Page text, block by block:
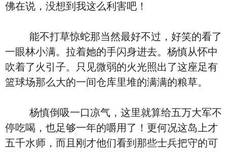
佛在说，没想到我这么利害吧！
能不打草惊蛇那当然最好不过，好笑的看了
一眼林小满。拉着她的手闪身进去。杨慎从怀中
吹着了火引子。只见微弱的火光照出了这座足有
篮球场那么大的一间仓库里堆的满满的粮草。
杨慎倒吸一口凉气，这里就算给五万大军不
停吃喝，也足够一年的嚼用了！更何况这岛上才
五千水师，而且刚才他们看到那些士兵把守的可